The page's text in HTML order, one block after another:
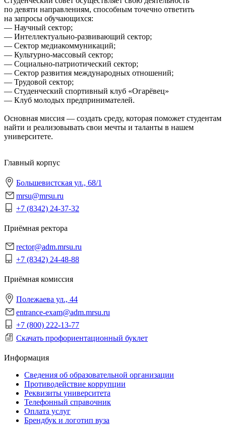
по девяти направлениям, способным точечно ответить
на запросы обучающихся:
— Научный сектор;
— Интеллектуально-развивающий сектор;
— Сектор медиакоммуникаций;
— Культурно-массовый сектор;
— Социально-патриотический сектор;
— Сектор развития международных отношений;
— Трудовой сектор;
— Студенческий спортивный клуб «Огарёвец»
— Клуб молодых предпринимателей.
Основная миссия — создать среду, которая поможет студентам
найти и реализовывать свои мечты и таланты в нашем
университете.
Главный корпус
Большевистская ул., 68/1
mrsu@mrsu.ru
+7 (8342) 24-37-32
Приёмная ректора
rector@adm.mrsu.ru
+7 (8342) 24-48-88
Приёмная комиссия
Полежаева ул., 44
entrance-exam@adm.mrsu.ru
+7 (800) 222-13-77
Скачать профориентационный буклет
Информация
Сведения об образовательной организации
Противодействие коррупции
Реквизиты университета
Телефонный справочник
Оплата услуг
Брендбук и логотип вуза